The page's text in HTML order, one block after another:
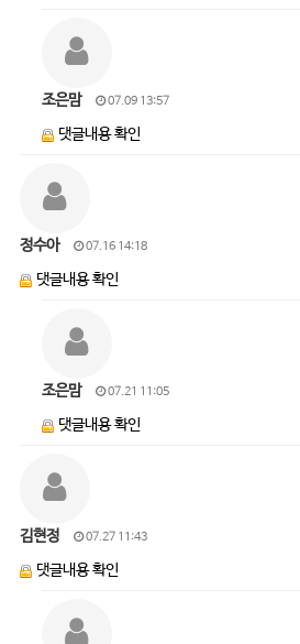
조은맘 07.09 13:57
댓글내용 확인
정수아 07.16 14:18
댓글내용 확인
조은맘 07.21 11:05
댓글내용 확인
김현정 07.27 11:43
댓글내용 확인